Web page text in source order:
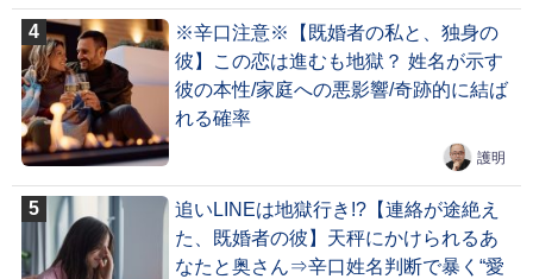
※辛口注意※【既婚者の私と、独身の
彼】この恋は進むも地獄？ 姓名が示す
彼の本性/家庭への悪影響/奇跡的に結ば
れる確率
護明
追いLINEは地獄行き!?【連絡が途絶え
た、既婚者の彼】天秤にかけられるあ
なたと奥さん⇒辛口姓名判断で暴く“愛